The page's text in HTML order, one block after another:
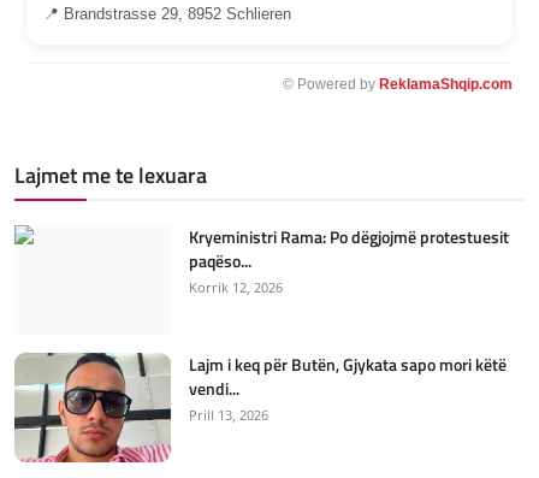
📍 Brandstrasse 29, 8952 Schlieren
© Powered by ReklamaShqip.com
Lajmet me te lexuara
Kryeministri Rama: Po dëgjojmë protestuesit
paqëso...
Korrik 12, 2026
Lajm i keq për Butën, Gjykata sapo mori këtë
vendi...
Prill 13, 2026